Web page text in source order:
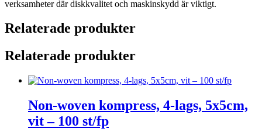
verksamheter där diskkvalitet och maskinskydd är viktigt.
Relaterade produkter
Relaterade produkter
Non-woven kompress, 4-lags, 5x5cm,
vit – 100 st/fp